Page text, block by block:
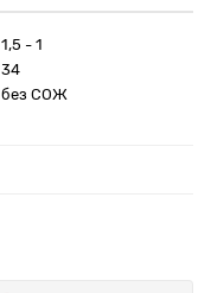
1,5 - 1
34
без СОЖ